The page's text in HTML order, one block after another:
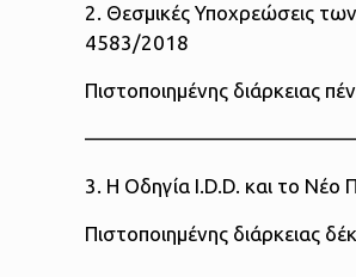
2. Θεσμικές Υποχρεώσεις
4583/2018
Πιστοποιημένης διάρκειας
3. Η Οδηγία I.D.D. και το Νέο
Πιστοποιημένης διάρκειας